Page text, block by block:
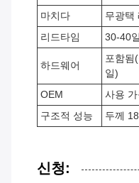
마치다
무광택
리드타임
30-40일
하드웨어
포함됨
일)
OEM
사용 가
구조적 성능
두께
신청: